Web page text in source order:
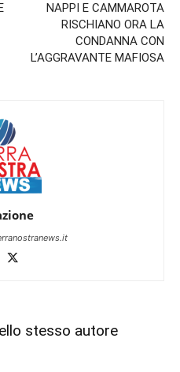
NAPPI E CAMMAROTA
RISCHIANO ORA LA
CONDANNA CON
L’AGGRAVANTE MAFIOSA
stesso autore